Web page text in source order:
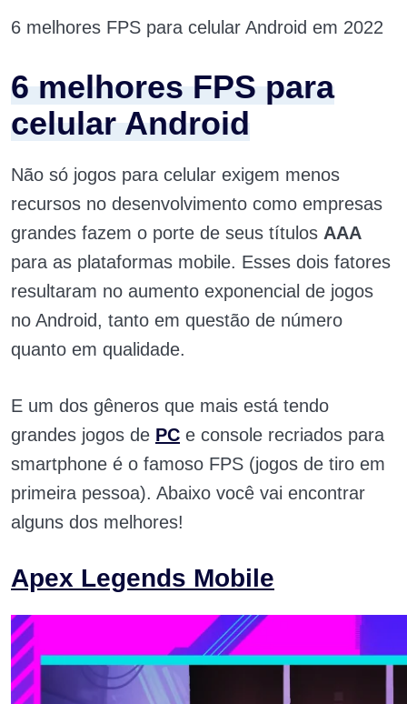
6 melhores FPS para celular Android em 2022
6 melhores FPS para
celular Android
Não só jogos para celular exigem menos
recursos no desenvolvimento como empresas
grandes fazem o porte de seus títulos AAA
para as plataformas mobile. Esses dois fatores
resultaram no aumento exponencial de jogos
no Android, tanto em questão de número
quanto em qualidade.
E um dos gêneros que mais está tendo
grandes jogos de PC e console recriados para
smartphone é o famoso FPS (jogos de tiro em
primeira pessoa). Abaixo você vai encontrar
alguns dos melhores!
Apex Legends Mobile